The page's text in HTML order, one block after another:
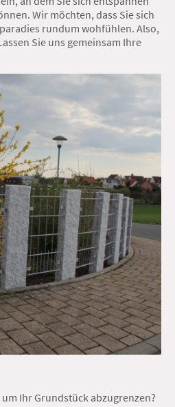
Wir möchten, dass Sie sich
rundum wohfühlen. Also,
Sie uns gemeinsam Ihre
Ihr Grundstück abzugrenzen?